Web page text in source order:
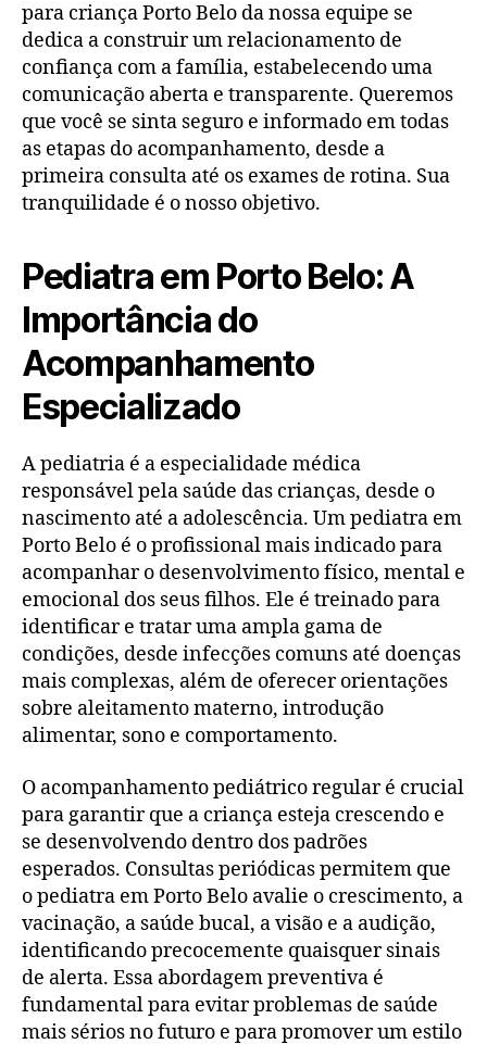
para criança Porto Belo da nossa equipe se
dedica a construir um relacionamento de
confiança com a família, estabelecendo uma
comunicação aberta e transparente. Queremos
que você se sinta seguro e informado em todas
as etapas do acompanhamento, desde a
primeira consulta até os exames de rotina. Sua
tranquilidade é o nosso objetivo.
Pediatra em Porto Belo: A
Importância do
Acompanhamento
Especializado
A pediatria é a especialidade médica
responsável pela saúde das crianças, desde o
nascimento até a adolescência. Um pediatra em
Porto Belo é o profissional mais indicado para
acompanhar o desenvolvimento físico, mental e
emocional dos seus filhos. Ele é treinado para
identificar e tratar uma ampla gama de
condições, desde infecções comuns até doenças
mais complexas, além de oferecer orientações
sobre aleitamento materno, introdução
alimentar, sono e comportamento.
O acompanhamento pediátrico regular é crucial
para garantir que a criança esteja crescendo e
se desenvolvendo dentro dos padrões
esperados. Consultas periódicas permitem que
o pediatra em Porto Belo avalie o crescimento, a
vacinação, a saúde bucal, a visão e a audição,
identificando precocemente quaisquer sinais
de alerta. Essa abordagem preventiva é
fundamental para evitar problemas de saúde
mais sérios no futuro e para promover um estilo